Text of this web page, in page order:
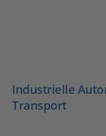
Industrielle
Transport